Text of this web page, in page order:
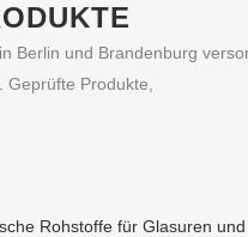
Berlin und Brandenburg
Geprüfte Produkte,
Rohstoffe für Glasuren